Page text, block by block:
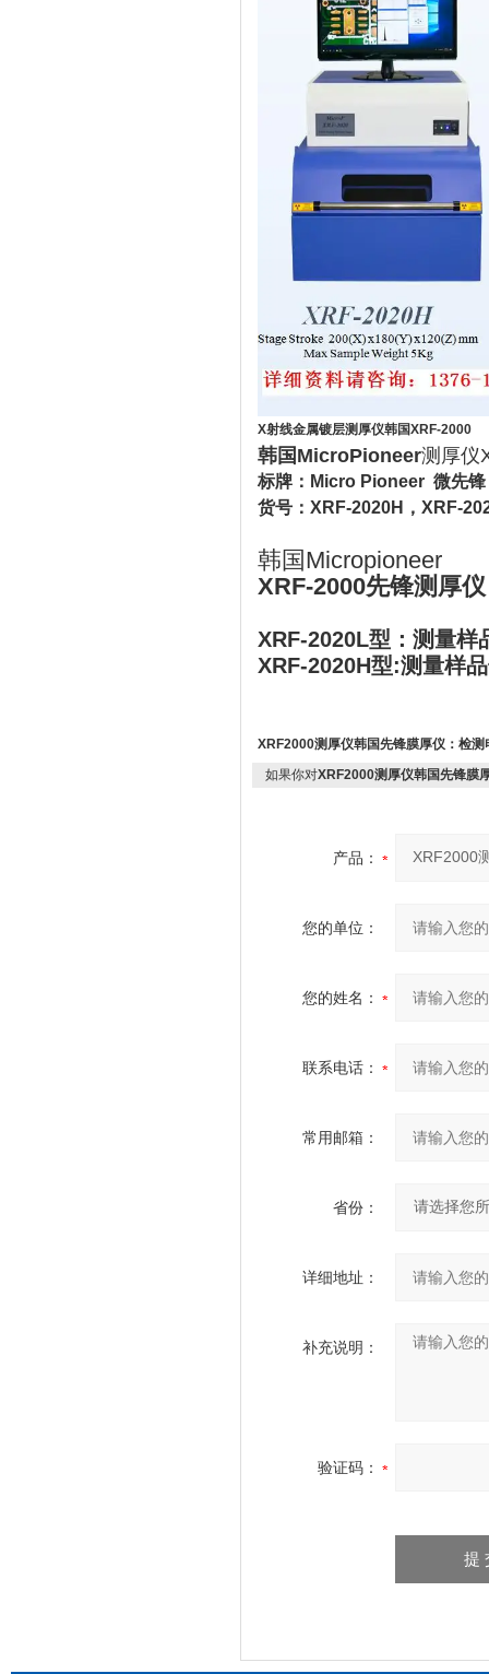
X射线金属镀层测厚仪韩国XRF-2000
韩国MicroPioneer测厚仪
标牌：Micro Pioneer 微先锋
货号：XRF-2020H，XRF-
韩国Micropioneer
XRF-2000先锋测厚仪
XRF-2020L型：测量
XRF-2020H型:测量样
XRF2000测厚仪韩国先锋膜厚仪 ：检
如果你对XRF2000测厚仪韩国先锋膜
产品：
您的单位：
您的姓名：
联系电话：
常用邮箱：
省份：
详细地址：
补充说明：
验证码：